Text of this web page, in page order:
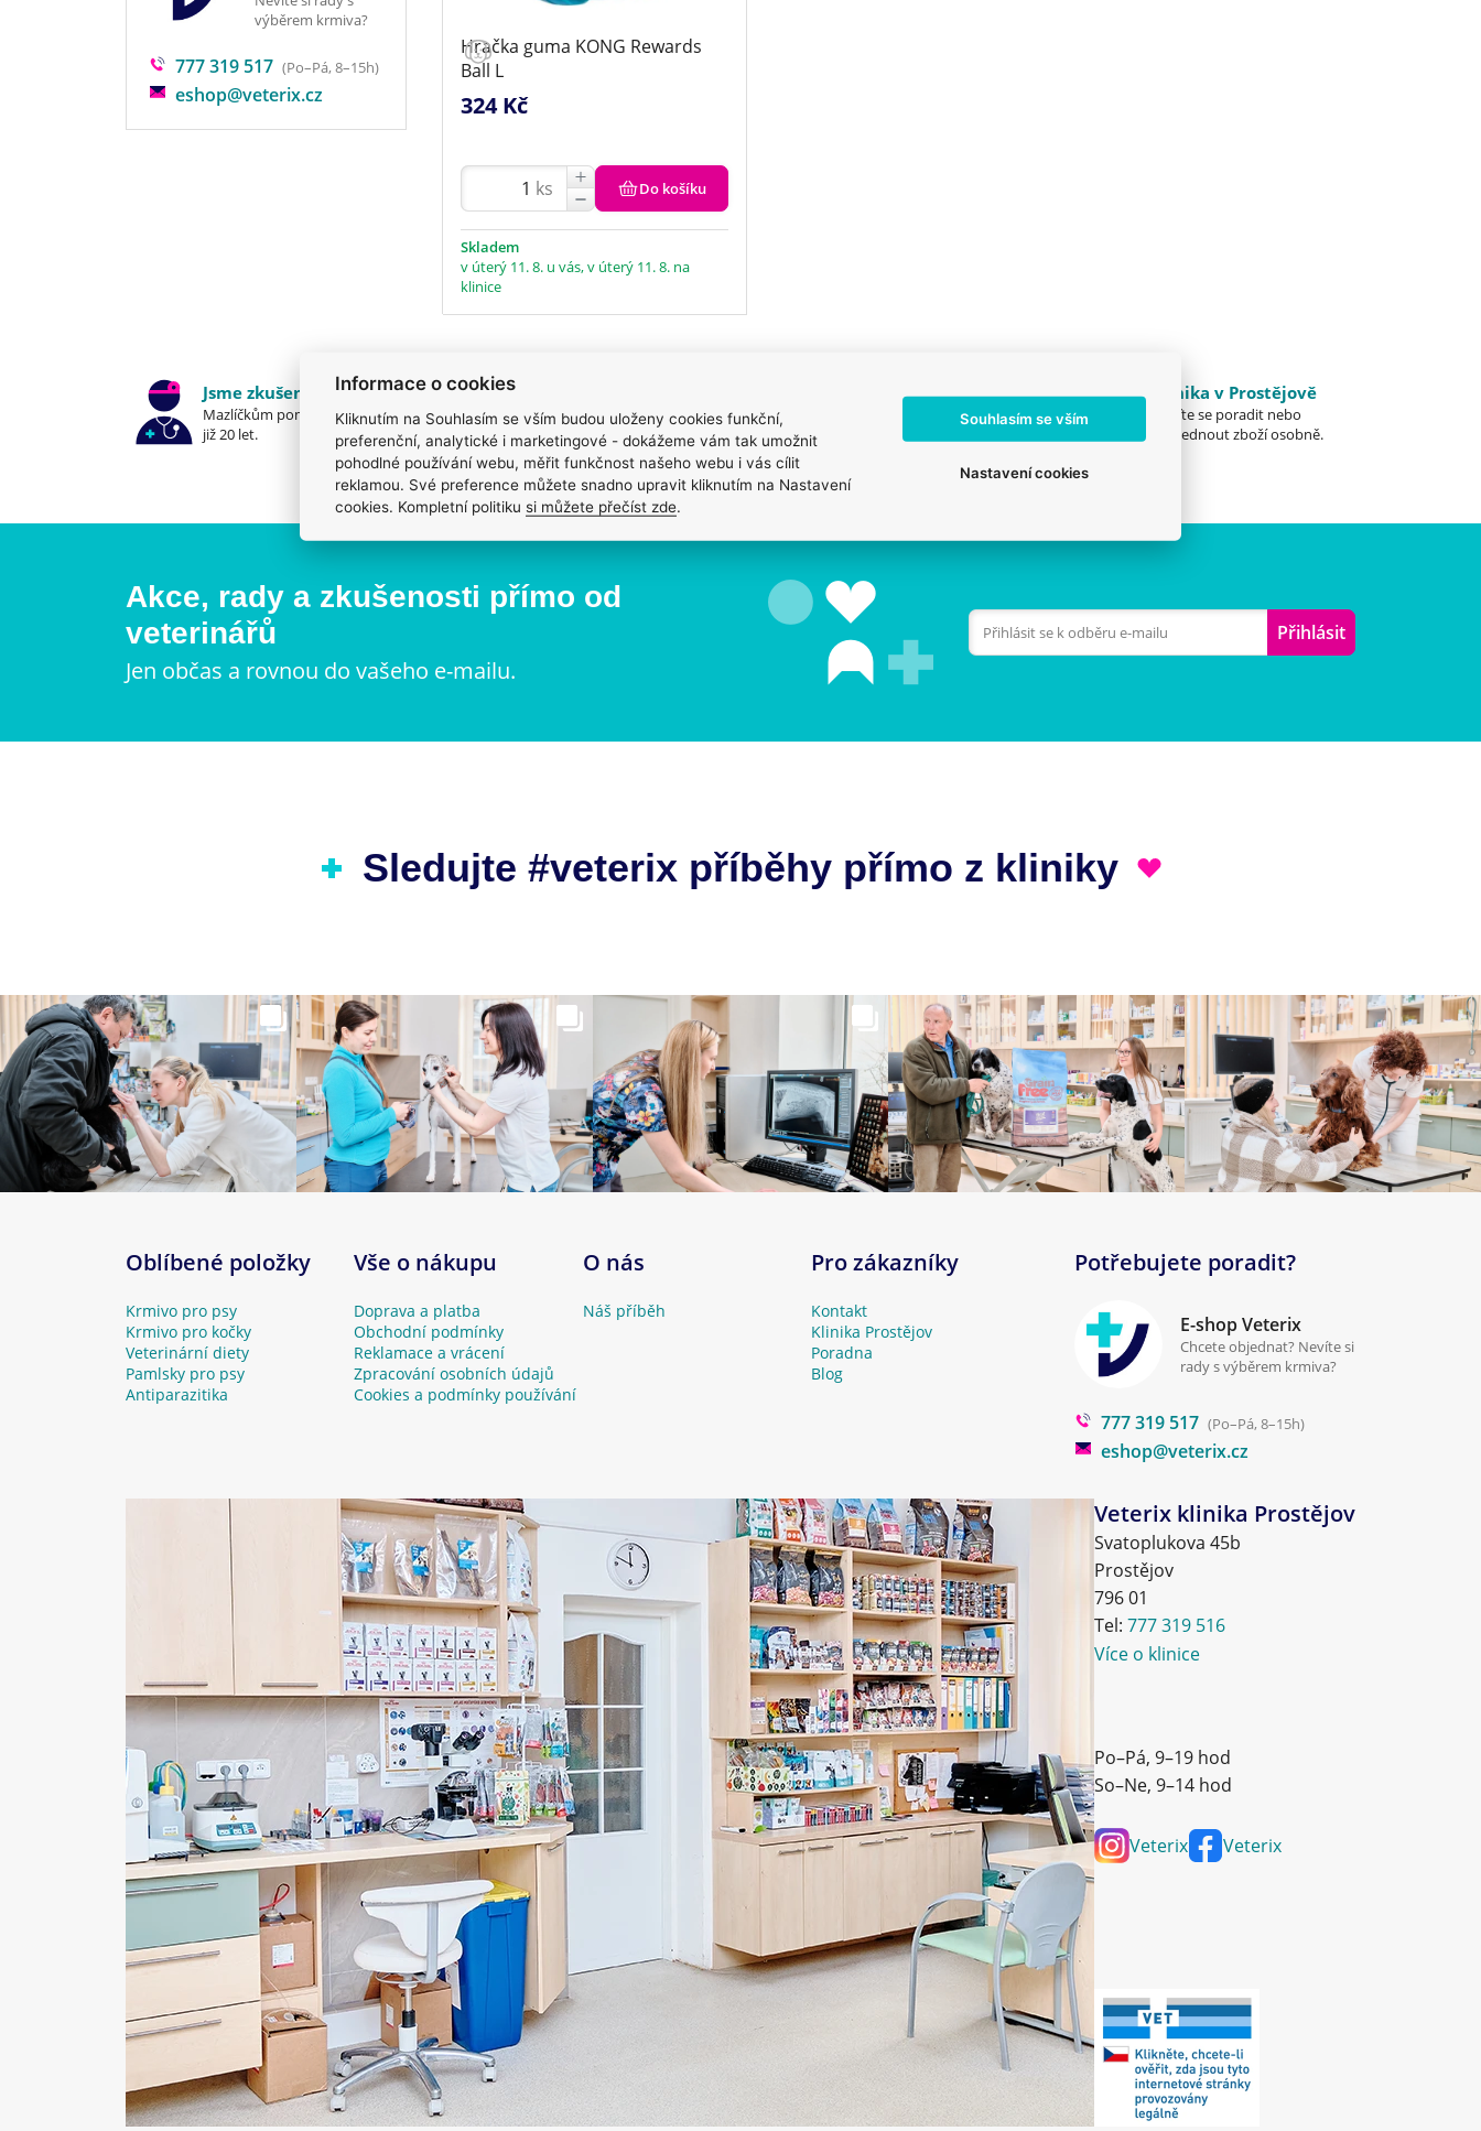
výběrem krmiva?
777 319 517 (Po–Pá, 8–15h)
eshop@veterix.cz
Hračka guma KONG Rewards
Ball L
324 Kč
ks Do košíku
Skladem
v úterý 11. 8. u vás, v úterý 11. 8. na
klinice
Jsme zkušení veterináři
Mazlíčkům pomáháme denně
již 20 let.
Pomůžeme s výběrem, výživou
i problémem.
Zdravé zvíře a spokojenost je
na prvním místě.
Klinika v Prostějově
Přijďte se poradit nebo
vyzvednout zboží osobně.
Akce, rady a zkušenosti přímo od
veterinářů
Jen občas a rovnou do vašeho e-mailu.
Přihlásit
Sledujte #veterix příběhy přímo z kliniky
Oblíbené položky
Krmivo pro psy
Krmivo pro kočky
Veterinární diety
Pamlsky pro psy
Antiparazitika
Vše o nákupu
Doprava a platba
Obchodní podmínky
Reklamace a vrácení
Zpracování osobních údajů
Cookies a podmínky používání
O nás
Náš příběh
Pro zákazníky
Kontakt
Klinika Prostějov
Poradna
Blog
Potřebujete poradit?
E-shop Veterix
Chcete objednat? Nevíte si
rady s výběrem krmiva?
777 319 517 (Po–Pá, 8–15h)
eshop@veterix.cz
Veterix klinika Prostějov
Svatoplukova 45b
Prostějov
796 01
Tel: 777 319 516
Více o klinice
Po–Pá, 9–19 hod
So–Ne, 9–14 hod
Veterix Veterix
Informace o cookies
Kliknutím na Souhlasím se vším budou uloženy cookies funkční,
preferenční, analytické i marketingové - dokážeme vám tak umožnit
pohodlné používání webu, měřit funkčnost našeho webu i vás cílit
reklamou. Své preference můžete snadno upravit kliknutím na Nastavení
cookies. Kompletní politiku si můžete přečíst zde.
Souhlasím se vším
Nastavení cookies